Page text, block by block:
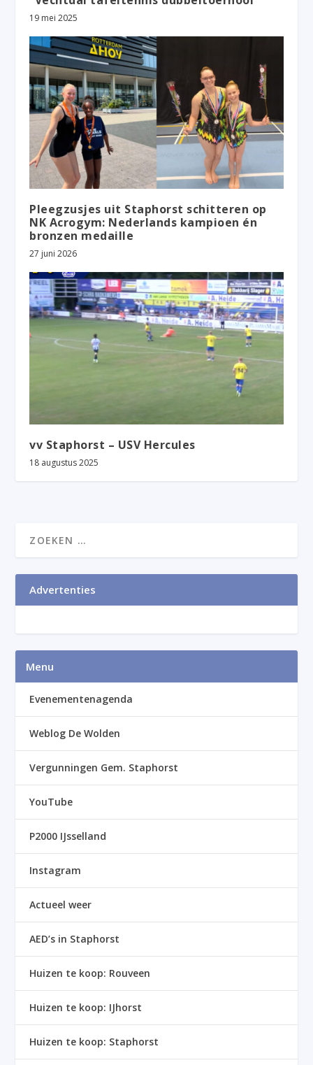
19 mei 2025
Pleegzusjes uit Staphorst schitteren op
NK Acrogym: Nederlands kampioen én
bronzen medaille
27 juni 2026
vv Staphorst – USV Hercules
18 augustus 2025
Advertenties
Menu
Evenementenagenda
Weblog De Wolden
Vergunningen Gem. Staphorst
YouTube
P2000 IJsselland
Instagram
Actueel weer
AED’s in Staphorst
Huizen te koop: Rouveen
Huizen te koop: IJhorst
Huizen te koop: Staphorst